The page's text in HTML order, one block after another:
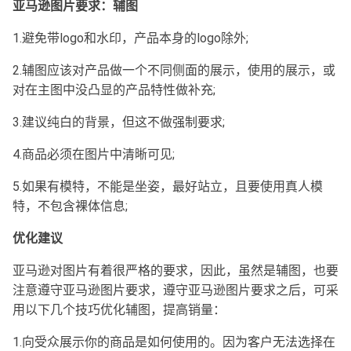
亚马逊图片要求：辅图
1.避免带logo和水印，产品本身的logo除外;
2.辅图应该对产品做一个不同侧面的展示，使用的展示，或
对在主图中没凸显的产品特性做补充;
3.建议纯白的背景，但这不做强制要求;
4.商品必须在图片中清晰可见;
5.如果有模特，不能是坐姿，最好站立，且要使用真人模
特，不包含裸体信息;
优化建议
亚马逊对图片有着很严格的要求，因此，虽然是辅图，也要
注意遵守亚马逊图片要求，遵守亚马逊图片要求之后，可采
用以下几个技巧优化辅图，提高销量：
1.向受众展示你的商品是如何使用的。因为客户无法选择在